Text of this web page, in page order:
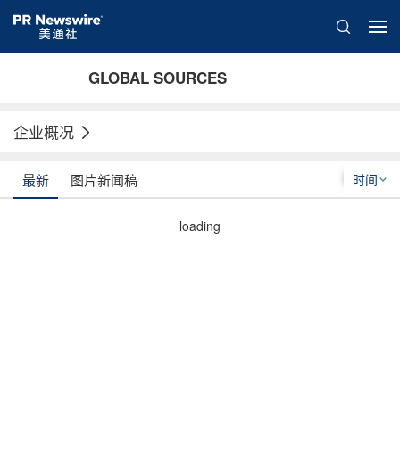
GLOBAL SOURCES
企业概况
时间
最新 图片新闻稿
loading